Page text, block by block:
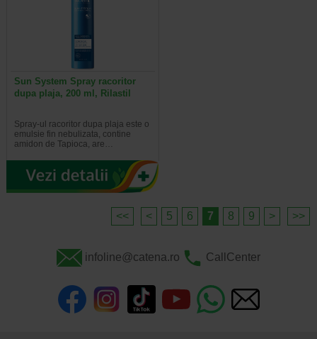
Sun System Spray racoritor
dupa plaja, 200 ml, Rilastil
Spray-ul racoritor dupa plaja este o
emulsie fin nebulizata, contine
amidon de Tapioca, are…
<< < 5 6 7 8 9 > >>
infoline@catena.ro CallCenter